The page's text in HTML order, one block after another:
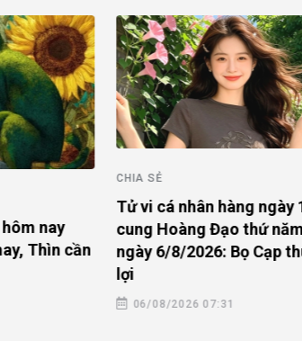
nay
Thìn cần
CHIA SẺ
Tử vi cá nhân hàng ngày
cung Hoàng Đạo thứ
ngày 6/8/2026: Bọ Cạp
lợi
06/08/2026 07:31